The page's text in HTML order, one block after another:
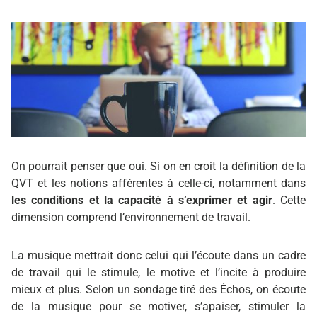
On pourrait penser que oui. Si on en croit la définition de la
QVT et les notions afférentes à celle-ci, notamment dans
les conditions et la capacité à s’exprimer et agir. Cette
dimension comprend l’environnement de travail.
La musique mettrait donc celui qui l’écoute dans un cadre
de travail qui le stimule, le motive et l’incite à produire
mieux et plus. Selon un sondage tiré des Échos, on écoute
de la musique pour se motiver, s’apaiser, stimuler la